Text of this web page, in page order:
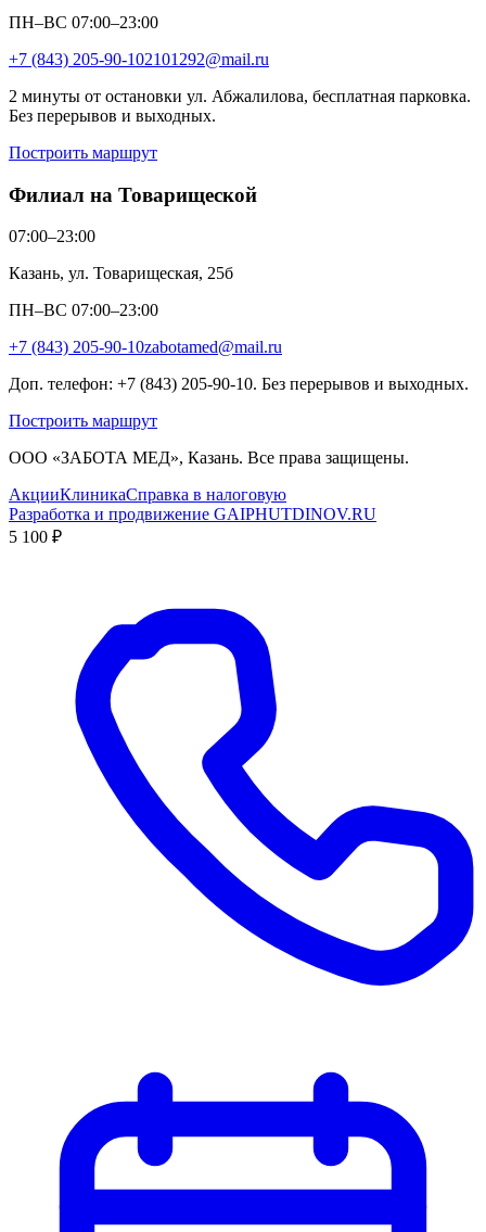
ПН–ВС 07:00–23:00
+7 (843) 205-90-102101292@mail.ru
2 минуты от остановки ул. Абжалилова, бесплатная парковка.
Без перерывов и выходных.
Построить маршрут
Филиал на Товарищеской
07:00–23:00
Казань, ул. Товарищеская, 25б
ПН–ВС 07:00–23:00
+7 (843) 205-90-10zabotamed@mail.ru
Доп. телефон: +7 (843) 205-90-10. Без перерывов и выходных.
Построить маршрут
ООО «ЗАБОТА МЕД», Казань. Все права защищены.
АкцииКлиникаСправка в налоговую
Разработка и продвижение GAIPHUTDINOV.RU
5 100 ₽